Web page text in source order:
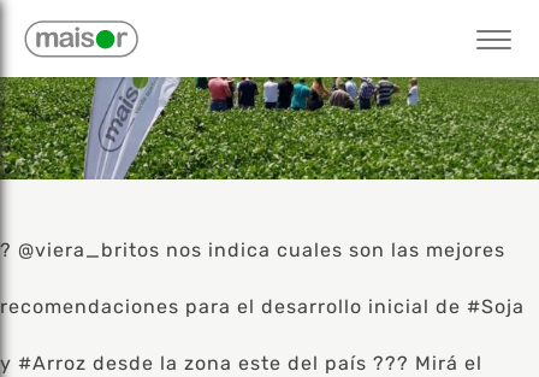
? @viera_britos nos indica cuales son las mejores
recomendaciones para el desarrollo inicial de #Soja
y #Arroz desde la zona este del país ??? Mirá el